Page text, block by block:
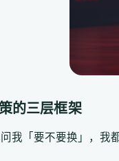
的三层框架
我「要不要换」，我